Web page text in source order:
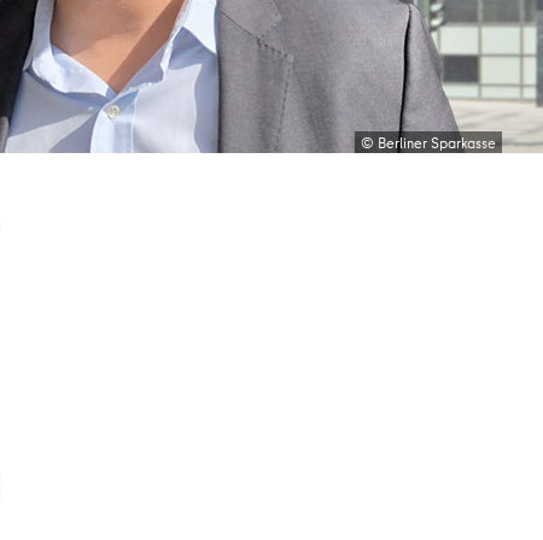
© IBB
© Berliner Sparkasse
© Jörg Widhalm / Berliner Volksbank